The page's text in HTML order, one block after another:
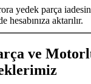
yedek parça
hesabınıza aktarılır.
ve